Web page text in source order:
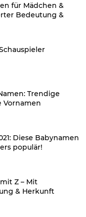
für Mädchen &
Bedeutung &
Trendige
Vornamen
Diese Babynamen
populär!
Z – Mit
& Herkunft